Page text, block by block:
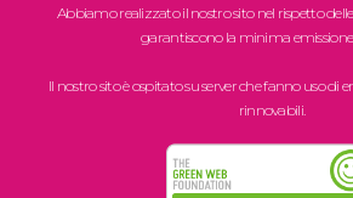
Abbiamo realizzato il nostro sito nel rispetto
garantiscono la minima
Il nostro sito è ospitato su server che fanno uso di
rinnovabili.